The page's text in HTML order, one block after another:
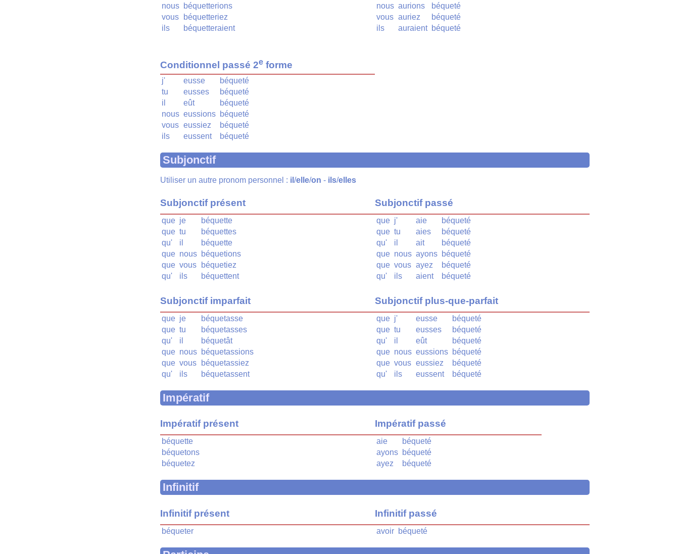
nous béquetterions
vous
béquetteriez
ils
béquetteraient
nous aurions
béqueté
vous auriez
béqueté
ils
auraient béqueté
Conditionnel passé 2e forme
j' eusse
béqueté
tu
eusses
béqueté
il
eût
béqueté
nous eussions béqueté
vous eussiez
béqueté
ils
eussent béqueté
Subjonctif
Utiliser un autre pronom personnel : il /elle/on - ils/elles
Subjonctif présent
que je
béquette
que tu
béquettes
qu'
il
béquette
que nous béquetions
que vous
béquetiez
qu'
ils béquettent
Subjonctif imparfait
que je
béquetasse
que tu
béquetasses
qu'
il
béquetât
que nous béquetassions
que vous
béquetassiez
qu'
ils béquetassent
Subjonctif passé
que j' aie
béqueté
que tu aies
béqueté
qu'
il ait
béqueté
que nous ayons béqueté
que vous ayez
béqueté
qu'
ils aient béqueté
Subjonctif plus-que-parfait
que j' eusse
béqueté
que tu eusses
béqueté
qu'
il eût
béqueté
que nous eussions béqueté
que vous eussiez
béqueté
qu'
ils eussent béqueté
Impératif
Impératif présent
béquette
béquetons
béquetez
Impératif passé
aie
béqueté
ayons béqueté
ayez
béqueté
Infinitif
Infinitif présent
béqueter
Infinitif passé
avoir béqueté